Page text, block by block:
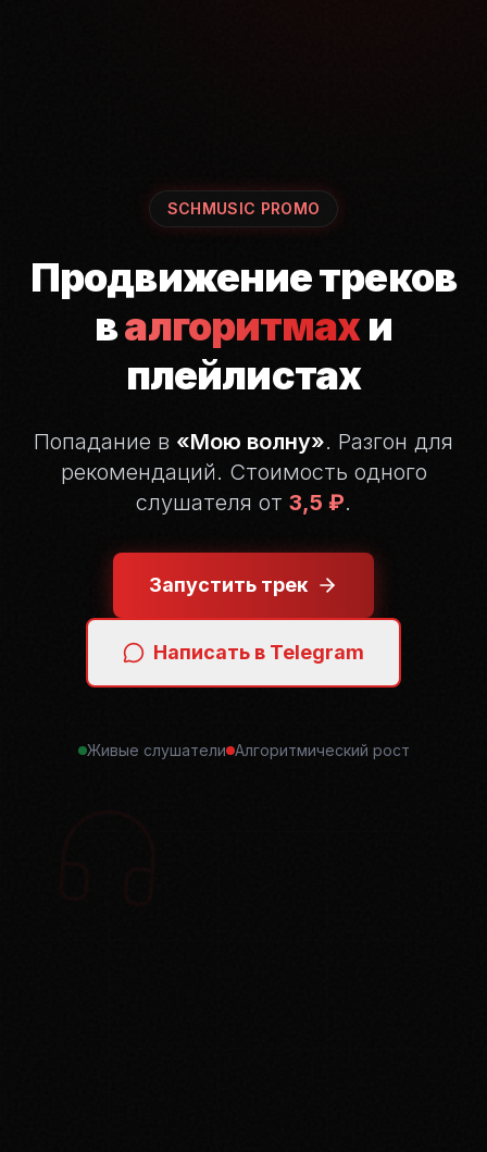
SCHMUSIC PROMO
Продвижение треков
валгоритмахи
плейлистах
Попадание в «Мою волну». Разгон для
рекомендаций. Стоимость одного
слушателя от 3,5 ₽.
Запустить трек
Написать в Telegram
Живые слушатели Алгоритмический рост